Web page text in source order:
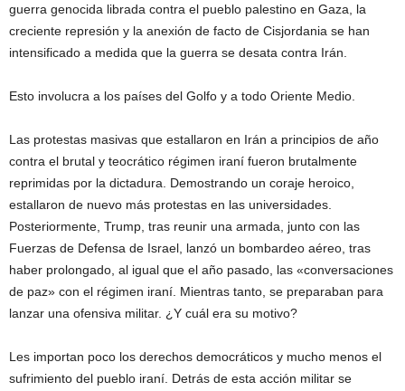
guerra genocida librada contra el pueblo palestino en Gaza, la
creciente represión y la anexión de facto de Cisjordania se han
intensificado a medida que la guerra se desata contra Irán.
Esto involucra a los países del Golfo y a todo Oriente Medio.
Las protestas masivas que estallaron en Irán a principios de año
contra el brutal y teocrático régimen iraní fueron brutalmente
reprimidas por la dictadura. Demostrando un coraje heroico,
estallaron de nuevo más protestas en las universidades.
Posteriormente, Trump, tras reunir una armada, junto con las
Fuerzas de Defensa de Israel, lanzó un bombardeo aéreo, tras
haber prolongado, al igual que el año pasado, las «conversaciones
de paz» con el régimen iraní. Mientras tanto, se preparaban para
lanzar una ofensiva militar. ¿Y cuál era su motivo?
Les importan poco los derechos democráticos y mucho menos el
sufrimiento del pueblo iraní. Detrás de esta acción militar se